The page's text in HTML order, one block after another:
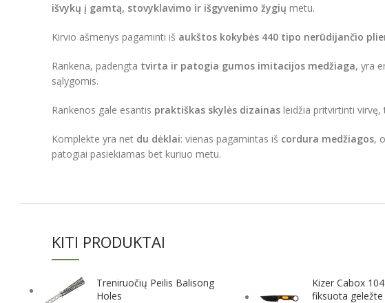
išvykų į gamtą, stovyklavimo ir išgyvenimo žygių metu.
Kirvio ašmenys pagaminti iš aukštos kokybės 440 tipo nerūdijančio
Rankena, padengta tvirta ir patogia gumos imitacijos medžiaga, yra
sąlygomis.
Rankenos gale esantis praktiškas skylės dizainas leidžia pritvirtinti
Komplekte yra net du dėklai: vienas pagamintas iš cordura medžiagos,
patogiai pasiekiamas bet kuriuo metu.
KITI PRODUKTAI
Treniruočių Peilis Balisong
Holes
Kizer Cabox
fiksuota geležte